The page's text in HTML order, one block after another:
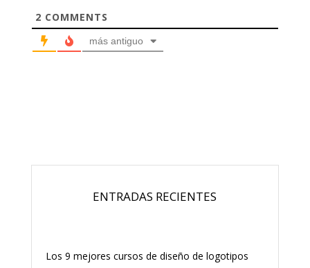
2 COMMENTS
más antiguo
ENTRADAS RECIENTES
Los 9 mejores cursos de diseño de logotipos